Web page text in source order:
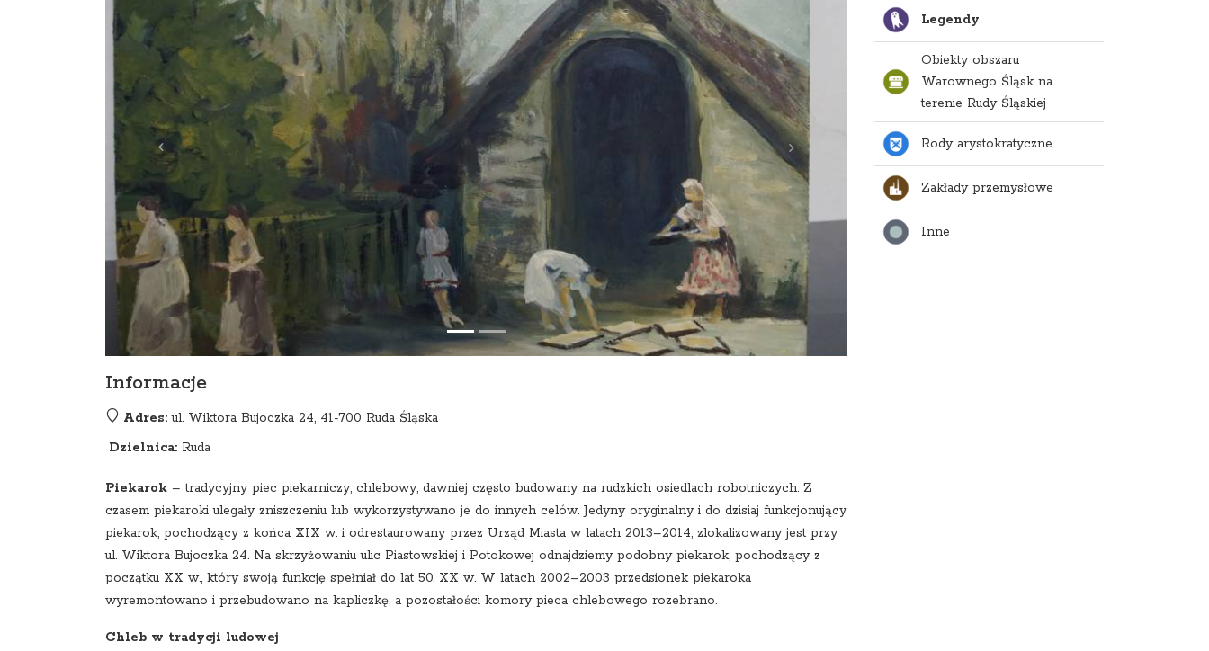
Informacje
Adres: ul. Wiktora Bujoczka 24, 41-700 Ruda Śląska
Dzielnica: Ruda
Piekarok – tradycyjny piec piekarniczy, chlebowy, dawniej często budowany na rudzkich osiedlach robotniczych. Z
czasem piekaroki ulegały zniszczeniu lub wykorzystywano je do innych celów. Jedyny oryginalny i do dzisiaj funkcjonujący
piekarok, pochodzący z końca XIX w. i odrestaurowany przez Urząd Miasta w latach 2013–2014, zlokalizowany jest przy
ul. Wiktora Bujoczka 24. Na skrzyżowaniu ulic Piastowskiej i Potokowej odnajdziemy podobny piekarok, pochodzący z
początku XX w., który swoją funkcję spełniał do lat 50. XX w. W latach 2002–2003 przedsionek piekaroka
wyremontowano i przebudowano na kapliczkę, a pozostałości komory pieca chlebowego rozebrano.
Chleb w tradycji ludowej
Legendy
Obiekty obszaru
Warownego Śląsk na
terenie Rudy Śląskiej
Rody arystokratyczne
Zakłady przemysłowe
Inne